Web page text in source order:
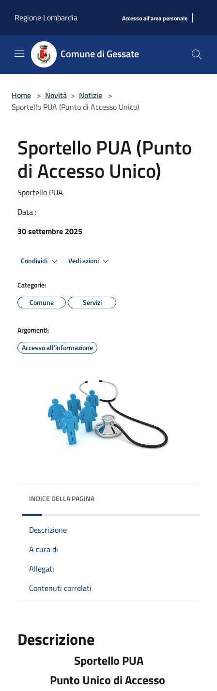
Regione Lombardia
Accesso all'area personale |
Comune di Gessate
Home > Novità > Notizie >
Sportello PUA (Punto di Accesso Unico)
Sportello PUA (Punto
di Accesso Unico)
Sportello PUA
Data :
30 settembre 2025
Condividi Vedi azioni
Categorie:
Comune
Servizi
Argomenti:
Accesso all'informazione
INDICE DELLA PAGINA
Descrizione
A cura di
Allegati
Contenuti correlati
Descrizione
Sportello PUA
Punto Unico di Accesso